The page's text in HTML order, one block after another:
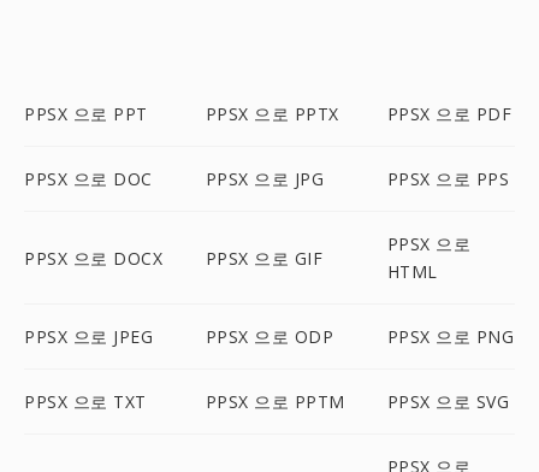
PPSX 으로 PPT PPSX 으로 PPTX PPSX 으로 PDF
PPSX 으로 DOC PPSX 으로 JPG PPSX 으로 PPS
PPSX 으로 DOCX PPSX 으로 GIF
PPSX 으로
HTML
PPSX 으로 JPEG PPSX 으로 ODP PPSX 으로 PNG
PPSX 으로 TXT PPSX 으로 PPTM PPSX 으로 SVG
PPSX 으로